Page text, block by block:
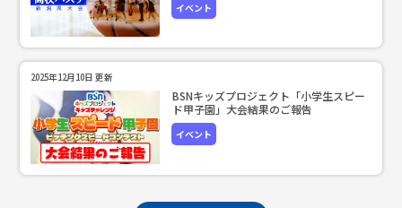
イベント
BSNキッズプロジェクト「小学生スピー
ド甲子園」大会結果のご報告
イベント
2025年12月10日 更新